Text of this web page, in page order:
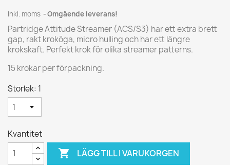
Inkl. moms Omgående leverans!
Partridge Attitude Streamer (ACS/S3) har ett extra brett
gap, rakt kroköga, micro hulling och har ett längre
krokskaft. Perfekt krok för olika streamer patterns.
15 krokar per förpackning.
Storlek: 1
Kvantitet
 LÄGG TILL I VARUKORGEN